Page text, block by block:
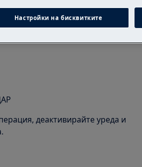
безопасност в ръководството за
или поддръжна дейност.
деактивирайте уреда и
Настройки на бисквитките